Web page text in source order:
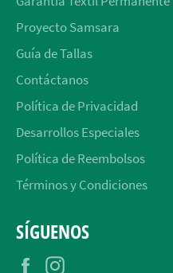
Proyecto Samsara
Guía de Tallas
Contáctanos
Política de Privacidad
Desarrollos Especiales
Política de Reembolsos
Términos y Condiciones
SÍGUENOS
Facebook